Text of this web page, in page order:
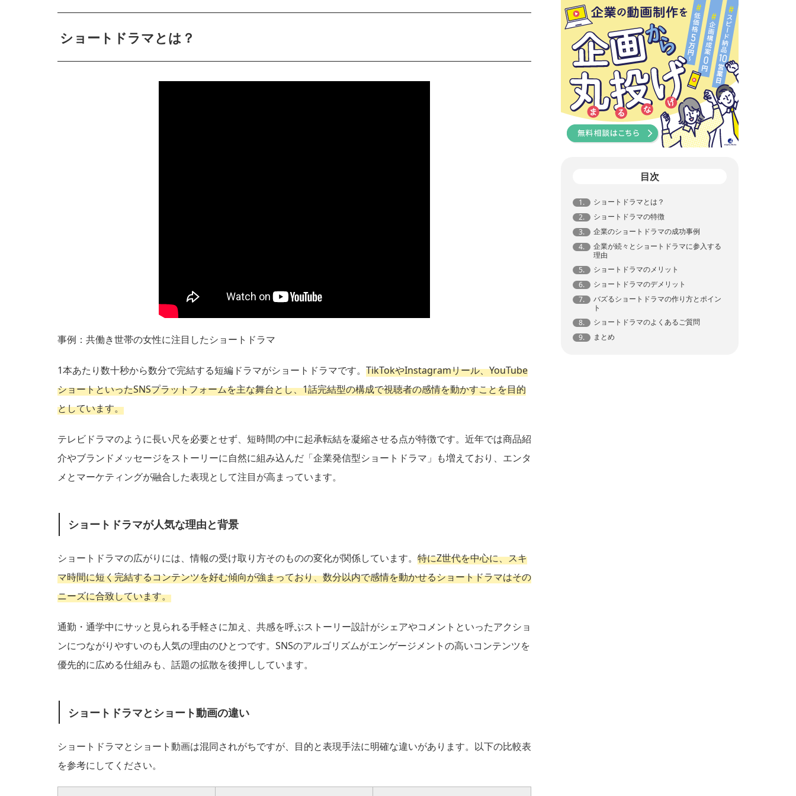
ショートドラマとは？
事例：共働き世帯の女性に注目したショートドラマ
1本あたり数十秒から数分で完結する短編ドラマがショートドラマです。 TikTokやInstagramリール、YouTube
ショートといったSNSプラットフォームを主な舞台とし、1話完結型の構成で視聴者の感情を動かすことを目的
としています。
テレビドラマのように長い尺を必要とせず、短時間の中に起承転結を凝縮させる点が特徴です。近年では商品紹
介やブランドメッセージをストーリーに自然に組み込んだ「企業発信型ショートドラマ」も増えており、エンタ
メとマーケティングが融合した表現として注目が高まっています。
ショートドラマが人気な理由と背景
ショートドラマの広がりには、情報の受け取り方そのものの変化が関係しています。 特にZ世代を中心に、スキ
マ時間に短く完結するコンテンツを好む傾向が強まっており、数分以内で感情を動かせるショートドラマはその
ニーズに合致しています。
通勤・通学中にサッと見られる手軽さに加え、共感を呼ぶストーリー設計がシェアやコメントといったアクショ
ンにつながりやすいのも人気の理由のひとつです。SNSのアルゴリズムがエンゲージメントの高いコンテンツを
優先的に広める仕組みも、話題の拡散を後押ししています。
ショートドラマとショート動画の違い
ショートドラマとショート動画は混同されがちですが、目的と表現手法に明確な違いがあります。以下の比較表
を参考にしてください。
目次
1.
ショートドラマとは？
2.
ショートドラマの特徴
3.
企業のショートドラマの成功事例
4.
企業が続々とショートドラマに参入する
理由
5.
ショートドラマのメリット
6.
ショートドラマのデメリット
7.
バズるショートドラマの作り方とポイン
ト
8.
ショートドラマのよくあるご質問
9.
まとめ